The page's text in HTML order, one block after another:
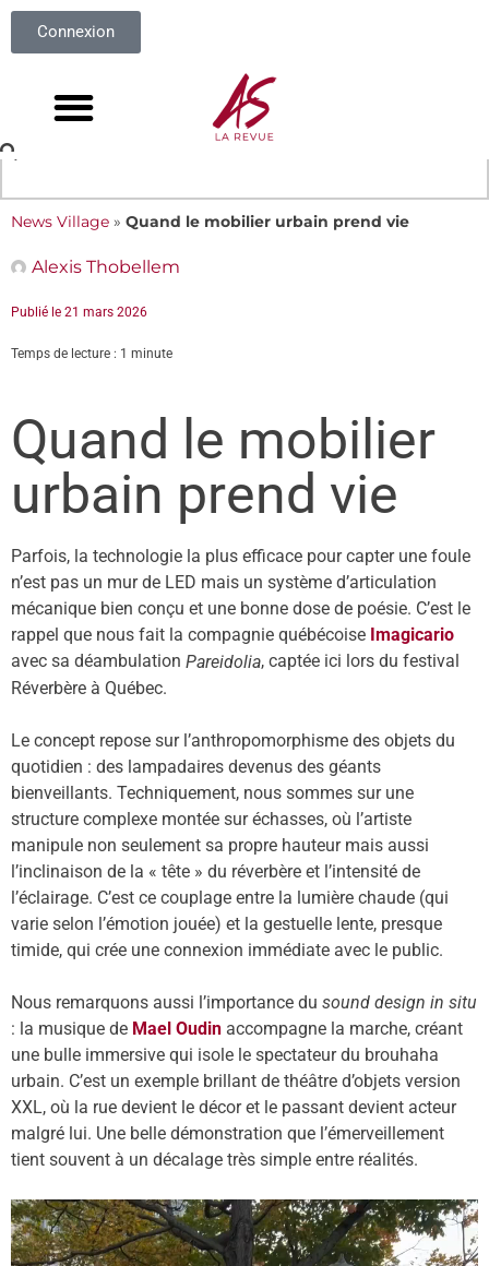
Connexion
News Village » Quand le mobilier urbain prend vie
Alexis Thobellem
Publié le 21 mars 2026
Temps de lecture : 1 minute
Quand le mobilier
urbain prend vie
Parfois, la technologie la plus efficace pour capter une foule
n’est pas un mur de LED mais un système d’articulation
mécanique bien conçu et une bonne dose de poésie. C’est le
rappel que nous fait la compagnie québécoise Imagicario
avec sa déambulation Pareidolia, captée ici lors du festival
Réverbère à Québec.
Le concept repose sur l’anthropomorphisme des objets du
quotidien : des lampadaires devenus des géants
bienveillants. Techniquement, nous sommes sur une
structure complexe montée sur échasses, où l’artiste
manipule non seulement sa propre hauteur mais aussi
l’inclinaison de la « tête » du réverbère et l’intensité de
l’éclairage. C’est ce couplage entre la lumière chaude (qui
varie selon l’émotion jouée) et la gestuelle lente, presque
timide, qui crée une connexion immédiate avec le public.
Nous remarquons aussi l’importance du sound design in situ
: la musique de Mael Oudin accompagne la marche, créant
une bulle immersive qui isole le spectateur du brouhaha
urbain. C’est un exemple brillant de théâtre d’objets version
XXL, où la rue devient le décor et le passant devient acteur
malgré lui. Une belle démonstration que l’émerveillement
tient souvent à un décalage très simple entre réalités.
Lecteur
vidéo